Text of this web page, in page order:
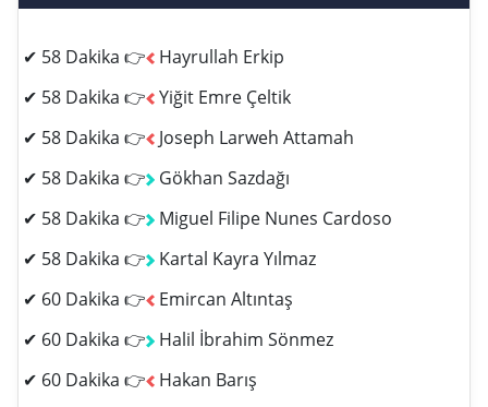
✔ 58 Dakika 👉
Hayrullah Erkip
✔ 58 Dakika 👉 Yiğit Emre Çeltik
✔ 58 Dakika 👉
Joseph Larweh Attamah
✔ 58 Dakika 👉 Gökhan Sazdağı
✔ 58 Dakika 👉 Miguel Filipe Nunes Cardoso
✔ 58 Dakika 👉 Kartal Kayra Yılmaz
✔ 60 Dakika 👉
Emircan Altıntaş
✔ 60 Dakika 👉 Halil İbrahim Sönmez
✔ 60 Dakika 👉
Hakan Barış